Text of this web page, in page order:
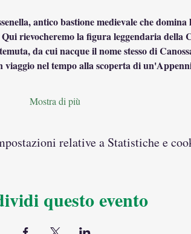
antico bastione medievale che
rievocheremo la figura leggendaria della
da cui nacque il nome stesso di
nel tempo alla scoperta di
Mostra di più
relative a Statistiche e
questo evento